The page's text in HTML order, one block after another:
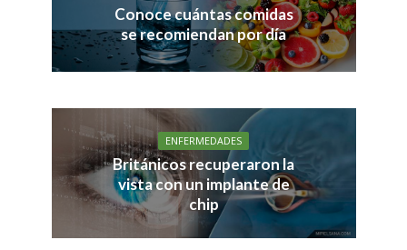
Conoce cuántas comidas
se recomiendan por día
ENFERMEDADES
Británicos recuperaron la
vista con un implante de
chip